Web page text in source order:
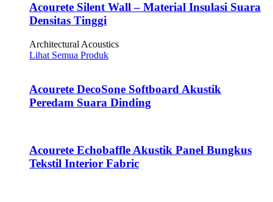
Acourete Silent Wall – Material Insulasi Suara
Densitas Tinggi
Architectural Acoustics
Lihat Semua Produk
Acourete DecoSone Softboard Akustik
Peredam Suara Dinding
Acourete Echobaffle Akustik Panel Bungkus
Tekstil Interior Fabric